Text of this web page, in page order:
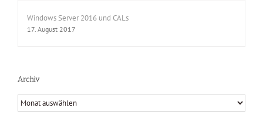
Windows Server 2016 und CALs
17. August 2017
Archiv
Archiv